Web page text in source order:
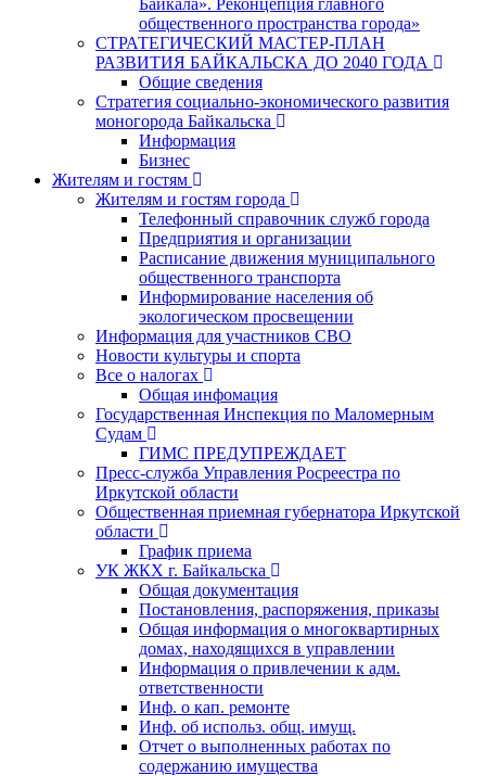
общественного пространства города»
СТРАТЕГИЧЕСКИЙ МАСТЕР-ПЛАН
РАЗВИТИЯ БАЙКАЛЬСКА ДО 2040 ГОДА
Общие сведения
Стратегия социально-экономического развития
моногорода Байкальска
Информация
Бизнес
Жителям и гостям
Жителям и гостям города
Телефонный справочник служб города
Предприятия и организации
Расписание движения муниципального
общественного транспорта
Информирование населения об
экологическом просвещении
Информация для участников СВО
Новости культуры и спорта
Все о налогах
Общая инфомация
Государственная Инспекция по Маломерным
Судам
ГИМС ПРЕДУПРЕЖДАЕТ
Пресс-служба Управления Росреестра по
Иркутской области
Общественная приемная губернатора Иркутской
области
График приема
УК ЖКХ г. Байкальска
Общая документация
Постановления, распоряжения, приказы
Общая информация о многоквартирных
домах, находящихся в управлении
Информация о привлечении к адм.
ответственности
Инф. о кап. ремонте
Инф. об использ. общ. имущ.
Отчет о выполненных работах по
содержанию имущества